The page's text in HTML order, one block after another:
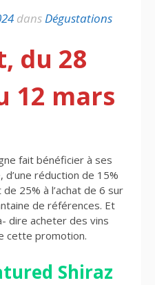
dansDégustations
du 28
12 mars
fait bénéficier à ses
d’une réduction de 15%
25% à l’achat de 6 sur
de références. Et
dire acheter des vins
cette promotion.
Shiraz